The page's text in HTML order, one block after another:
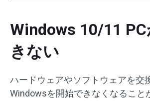
Windows 10/11
きない
ハードウェアやソフトウェアを交
Windowsを開始できなくなること